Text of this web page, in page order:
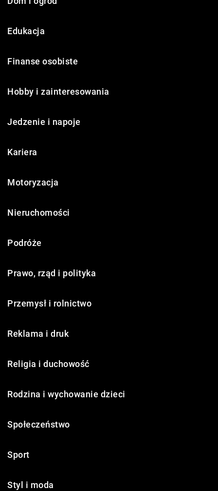
Edukacja
Finanse osobiste
Hobby i zainteresowania
Jedzenie i napoje
Kariera
Motoryzacja
Nieruchomości
Podróże
Prawo, rząd i polityka
Przemysł i rolnictwo
Reklama i druk
Religia i duchowość
Rodzina i wychowanie dzieci
Społeczeństwo
Sport
Styl i moda